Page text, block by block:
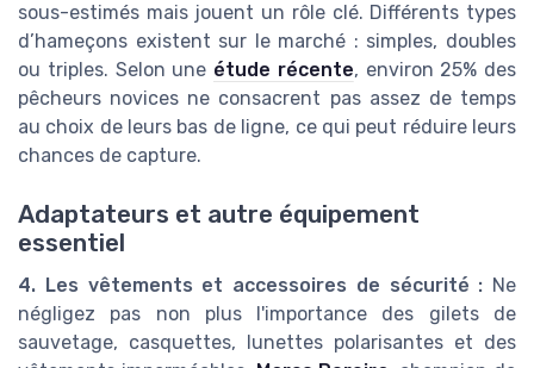
sous-estimés mais jouent un rôle clé. Différents types
d’hameçons existent sur le marché : simples, doubles
ou triples. Selon une étude récente, environ 25% des
pêcheurs novices ne consacrent pas assez de temps
au choix de leurs bas de ligne, ce qui peut réduire leurs
chances de capture.
Adaptateurs et autre équipement
essentiel
4. Les vêtements et accessoires de sécurité : Ne
négligez pas non plus l'importance des gilets de
sauvetage, casquettes, lunettes polarisantes et des